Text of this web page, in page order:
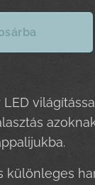
különleges